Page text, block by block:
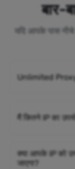
बार-
यदि आपके पास नीचे
Unlimited Proxy
मैं कितने IP का
क्या आपके IP को
जाएगा?